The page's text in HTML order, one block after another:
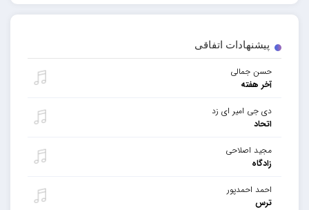
پیشنهادات اتفاقی
حسن جمالی
آخر هفته
دی جی امیر ای زد
اتحاد
مجید اصلاحی
زادگاه
احمد احمدپور
ترس